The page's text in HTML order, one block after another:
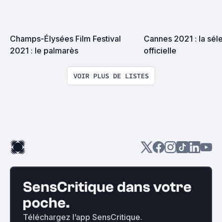
Champs-Élysées Film Festival
2021 : le palmarès
Cannes 2021 : la
officielle
VOIR PLUS DE LISTES
SensCritique dans votre
poche.
Téléchargez l’app SensCritique.